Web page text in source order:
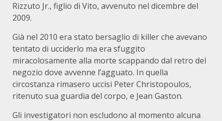
Rizzuto Jr., figlio di Vito, avvenuto nel dicembre del
2009.
Già nel 2010 era stato bersaglio di killer che avevano
tentato di ucciderlo ma era sfuggito
miracolosamente alla morte scappando dal retro del
negozio dove avvenne l’agguato. In quella
circostanza rimasero uccisi Peter Christopoulos,
ritenuto sua guardia del corpo, e Jean Gaston.
Gli investigatori non escludono al momento alcuna